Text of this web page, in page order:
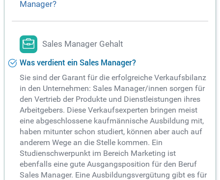
Manager?
Sales Manager Gehalt
Was verdient ein Sales Manager?
Sie sind der Garant für die erfolgreiche Verkaufsbilanz
in den Unternehmen: Sales Manager/innen sorgen für
den Vertrieb der Produkte und Dienstleistungen ihres
Arbeitgebers. Diese Verkaufsexperten bringen meist
eine abgeschlossene kaufmännische Ausbildung mit,
haben mitunter schon studiert, können aber auch auf
anderem Wege an die Stelle kommen. Ein
Studienschwerpunkt im Bereich Marketing ist
ebenfalls eine gute Ausgangsposition für den Beruf
Sales Manager. Eine Ausbildungsvergütung gibt es für